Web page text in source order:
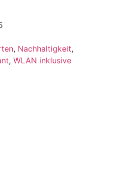
, Nachhaltigkeit,
, WLAN inklusive